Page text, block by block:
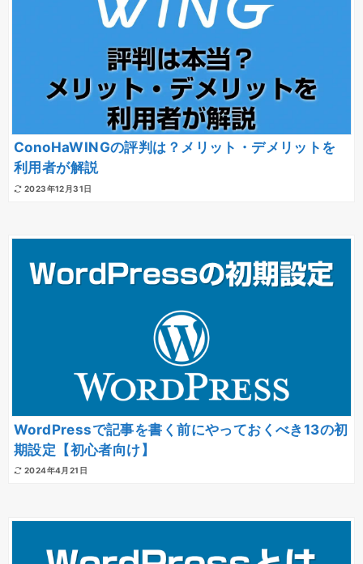
ConoHaWINGの評判は？メリット・デメリットを
利用者が解説
2023年12月31日
WordPressで記事を書く前にやっておくべき13の初
期設定【初心者向け】
2024年4月21日